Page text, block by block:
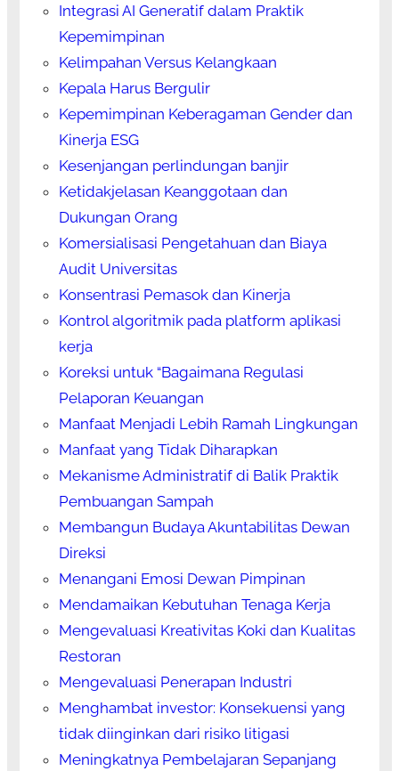
Integrasi AI Generatif dalam Praktik
Kepemimpinan
Kelimpahan Versus Kelangkaan
Kepala Harus Bergulir
Kepemimpinan Keberagaman Gender dan
Kinerja ESG
Kesenjangan perlindungan banjir
Ketidakjelasan Keanggotaan dan
Dukungan Orang
Komersialisasi Pengetahuan dan Biaya
Audit Universitas
Konsentrasi Pemasok dan Kinerja
Kontrol algoritmik pada platform aplikasi
kerja
Koreksi untuk “Bagaimana Regulasi
Pelaporan Keuangan
Manfaat Menjadi Lebih Ramah Lingkungan
Manfaat yang Tidak Diharapkan
Mekanisme Administratif di Balik Praktik
Pembuangan Sampah
Membangun Budaya Akuntabilitas Dewan
Direksi
Menangani Emosi Dewan Pimpinan
Mendamaikan Kebutuhan Tenaga Kerja
Mengevaluasi Kreativitas Koki dan Kualitas
Restoran
Mengevaluasi Penerapan Industri
Menghambat investor: Konsekuensi yang
tidak diinginkan dari risiko litigasi
Meningkatnya Pembelajaran Sepanjang